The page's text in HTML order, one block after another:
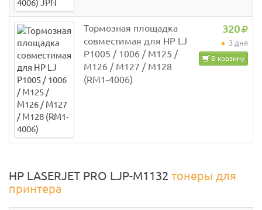
Тормозная площадка
совместимая для HP LJ
P1005 / 1006 / M125 /
M126 / M127 / M128
(RM1-4006)
320
3 дня
В корзину
HP LASERJET PRO LJP-M1132 тонеры для
принтера